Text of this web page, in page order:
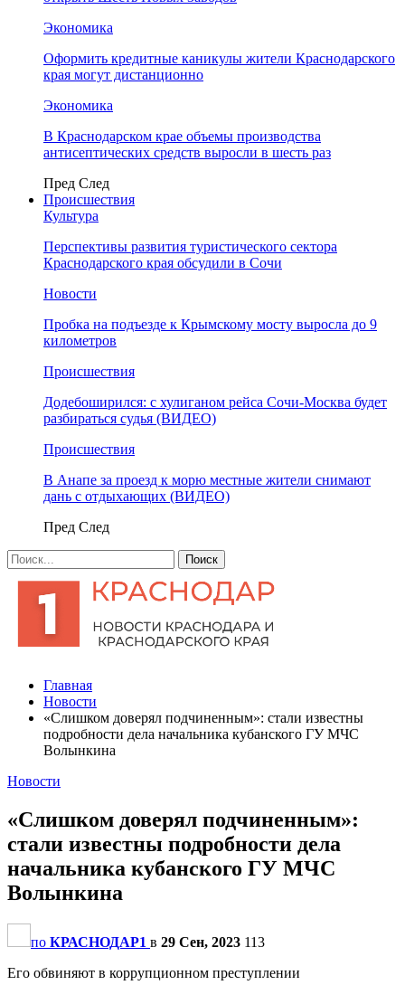
Экономика
Оформить кредитные каникулы жители Краснодарского
края могут дистанционно
Экономика
В Краснодарском крае объемы производства
антисептических средств выросли в шесть раз
Пред След
Происшествия
Культура
Перспективы развития туристического сектора
Краснодарского края обсудили в Сочи
Новости
Пробка на подъезде к Крымскому мосту выросла до 9
километров
Происшествия
Додебоширился: с хулиганом рейса Сочи-Москва будет
разбираться судья (ВИДЕО)
Происшествия
В Анапе за проезд к морю местные жители снимают
дань с отдыхающих (ВИДЕО)
Пред След
Главная
Новости
«Слишком доверял подчиненным»: стали известны
подробности дела начальника кубанского ГУ МЧС
Волынкина
Новости
«Слишком доверял подчиненным»:
стали известны подробности дела
начальника кубанского ГУ МЧС
Волынкина
по КРАСНОДАР1 в 29 Сен, 2023 113
Его обвиняют в коррупционном преступлении